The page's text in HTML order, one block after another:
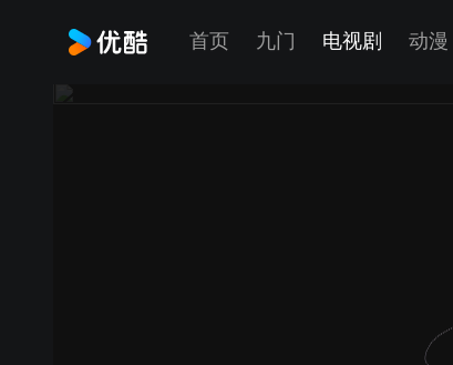
首页 九门 电视剧 动漫